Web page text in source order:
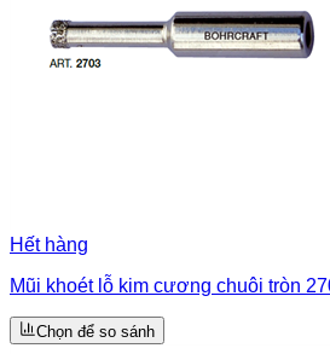
Hết hàng
Mũi khoét lỗ kim cương chuôi tròn
Chọn để so sánh